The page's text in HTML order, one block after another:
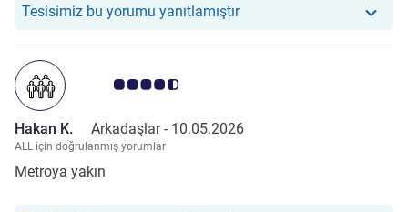
yapamayacaklarını bildirdiler. Camı açsan içeri sinek
Tesisimiz bu yorumu yanıtlamıştırOtelimiz şu yoruma yanıt
Avis müşterileri puanı 4.5/5
Hakan K. Arkadaşlar - 10.05.2026
ALL için doğrulanmış yorumlar
Metroya yakın